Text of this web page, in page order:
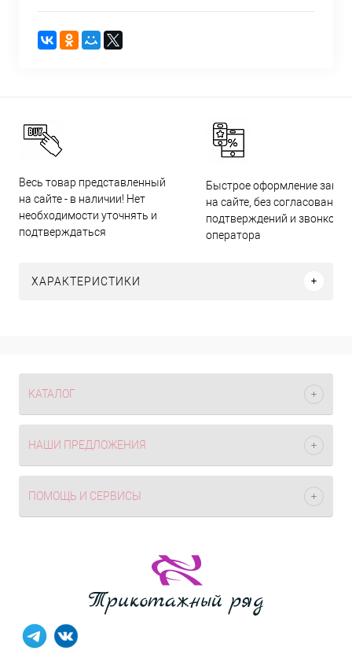
Весь товар представленный
на сайте - в наличии! Нет
необходимости уточнять и
подтверждаться
Быстрое оформление
на сайте, без согласований,
подтверждений и звонков
оператора
ХАРАКТЕРИСТИКИ
КАТАЛОГ
НАШИ ПРЕДЛОЖЕНИЯ
ПОМОЩЬ И СЕРВИСЫ